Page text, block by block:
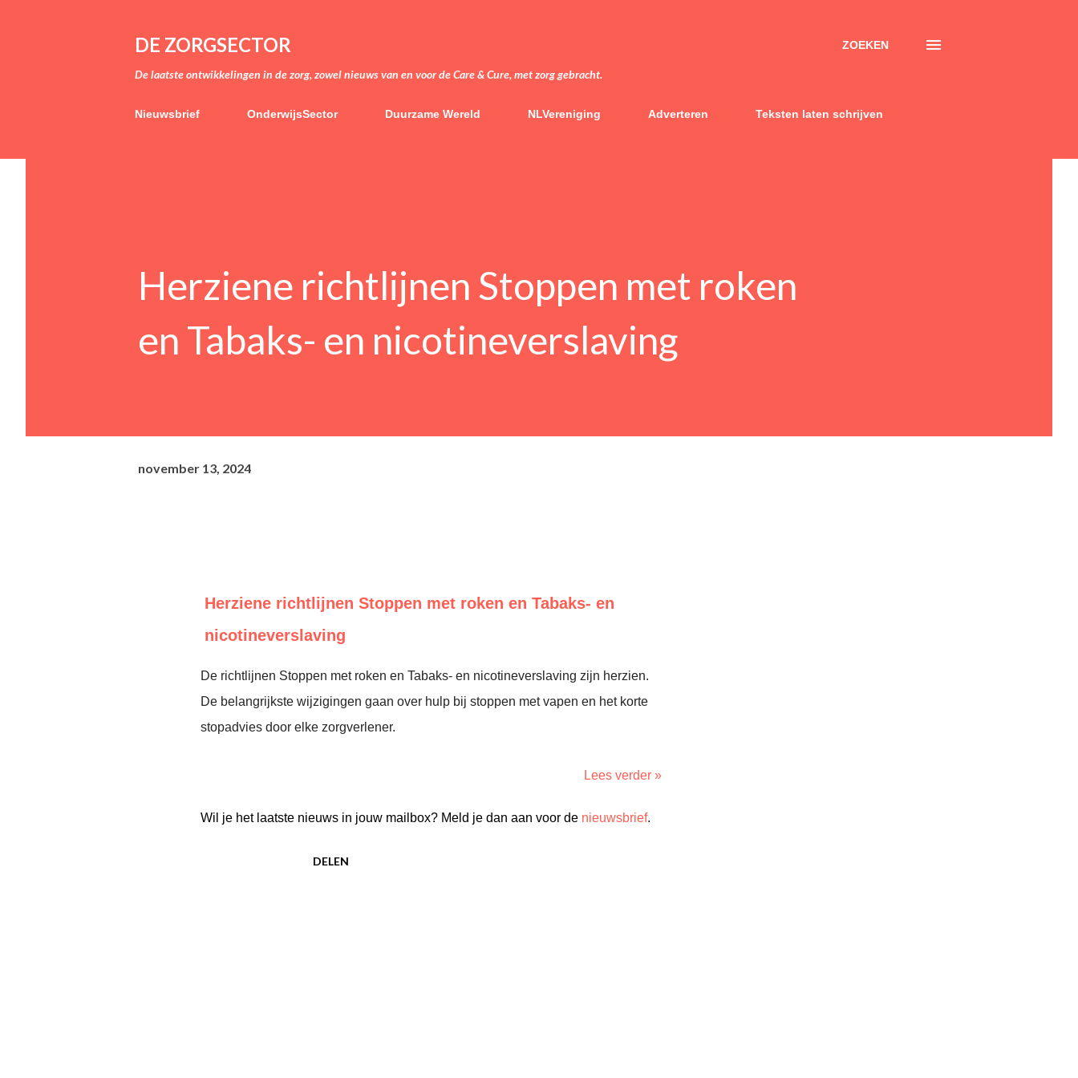
DE ZORGSECTOR
De laatste ontwikkelingen in de zorg, zowel nieuws van en voor de Care & Cure, met zorg gebracht.
ZOEKEN
Nieuwsbrief OnderwijsSector Duurzame Wereld NLVereniging Adverteren Teksten laten schrijven
Herziene richtlijnen Stoppen met roken
en Tabaks- en nicotineverslaving
november 13, 2024
Herziene richtlijnen Stoppen met roken en Tabaks- en
nicotineverslaving
De richtlijnen Stoppen met roken en Tabaks- en nicotineverslaving zijn herzien.
De belangrijkste wijzigingen gaan over hulp bij stoppen met vapen en het korte
stopadvies door elke zorgverlener.
Lees verder »
Wil je het laatste nieuws in jouw mailbox? Meld je dan aan voor de nieuwsbrief.
DELEN